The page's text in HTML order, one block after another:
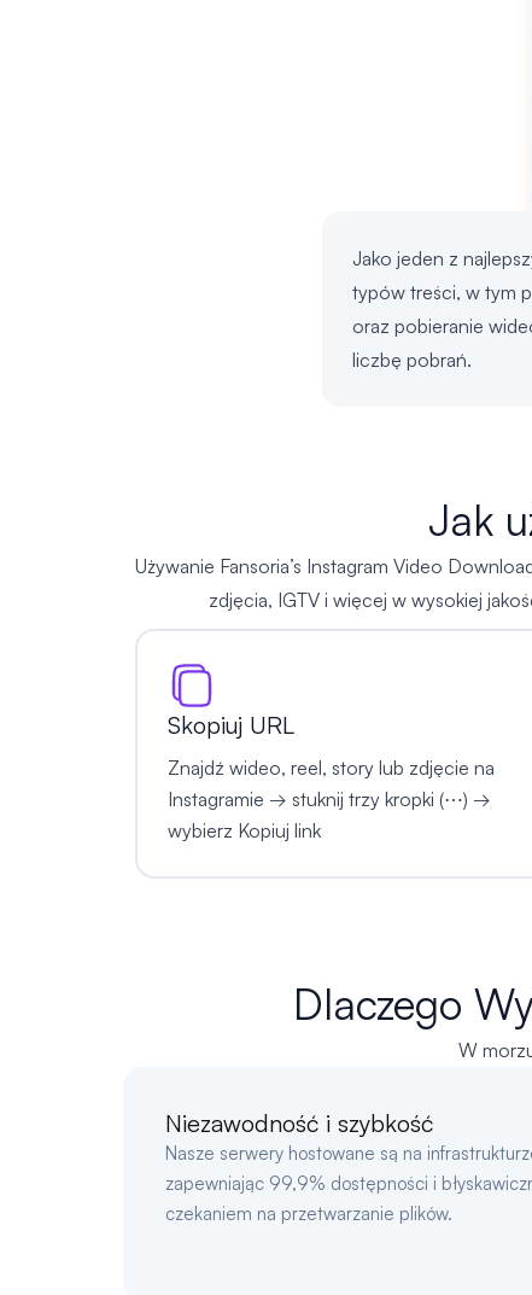
Jako jeden z
typów treści, w tym
oraz pobieranie
liczbę pobrań.
Jak
Używanie Fansoria’s Instagram Video
zdjęcia, IGTV i więcej w wysokiej
Skopiuj URL
Znajdź wideo, reel, story lub zdjęcie na
Instagramie → stuknij trzy kropki (⋯) →
wybierz Kopiuj link
Dlaczego
W
Niezawodność i szybkość
Nasze serwery hostowane są na
zapewniając 99,9% dostępności i
czekaniem na przetwarzanie plików.